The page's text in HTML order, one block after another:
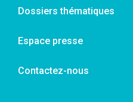
Dossiers thématiques
Espace presse
Contactez-nous